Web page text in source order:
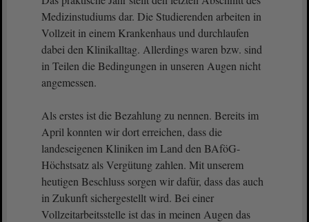
Medizinstudiums dar. Die Studierenden arbeiten in
Vollzeit in einem Krankenhaus und durchlaufen
dabei den Klinikalltag. Allerdings waren bzw. sind
in Teilen die Bedingungen in unseren Augen nicht
angemessen.
Als erstes ist die Bezahlung zu nennen. Bereits im
April konnten wir dort erreichen, dass die
landeseigenen Kliniken im Land den BAföG-
Höchstsatz als Vergütung zahlen. Mit unserem
heutigen Beschluss sorgen wir dafür, dass das auch
in Zukunft sichergestellt wird. Bei einer
Vollzeitarbeitsstelle ist das in meinen Augen das